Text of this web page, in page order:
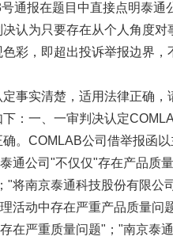
通报在题目中直接点明泰通
认为只要存在从个人角度对
彩，即超出投诉举报边界，
事实清楚，适用法律正确，
下：一、一审判决认定
。COMLAB公司借举报函
通公司"不仅仅"存在产品质
"将南京泰通科技股份有限公
活动中存在严重产品质量问
在严重质量问题"；"南京泰